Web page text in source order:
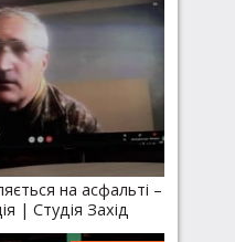
на асфальті –
| Студія Захід